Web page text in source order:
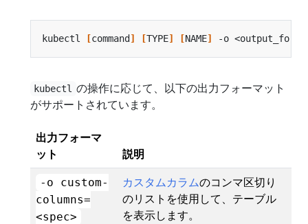
kubectl [command ] [TYPE] [NAME]
kubectl の操作に応じて、以下の出力フォーマット
がサポートされています。
出力フォーマ
ット
説明
-o custom-
columns=
<spec>
カスタムカラムのコンマ区切り
のリストを使用して、テーブル
を表示します。